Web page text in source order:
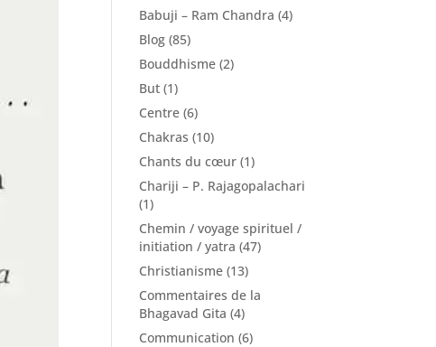
Babuji – Ram Chandra (4)
Blog (85)
Bouddhisme (2)
But (1)
Centre (6)
Chakras (10)
Chants du cœur (1)
Chariji – P. Rajagopalachari
(1)
Chemin / voyage spirituel /
initiation / yatra (47)
Christianisme (13)
Commentaires de la
Bhagavad Gita (4)
Communication (6)